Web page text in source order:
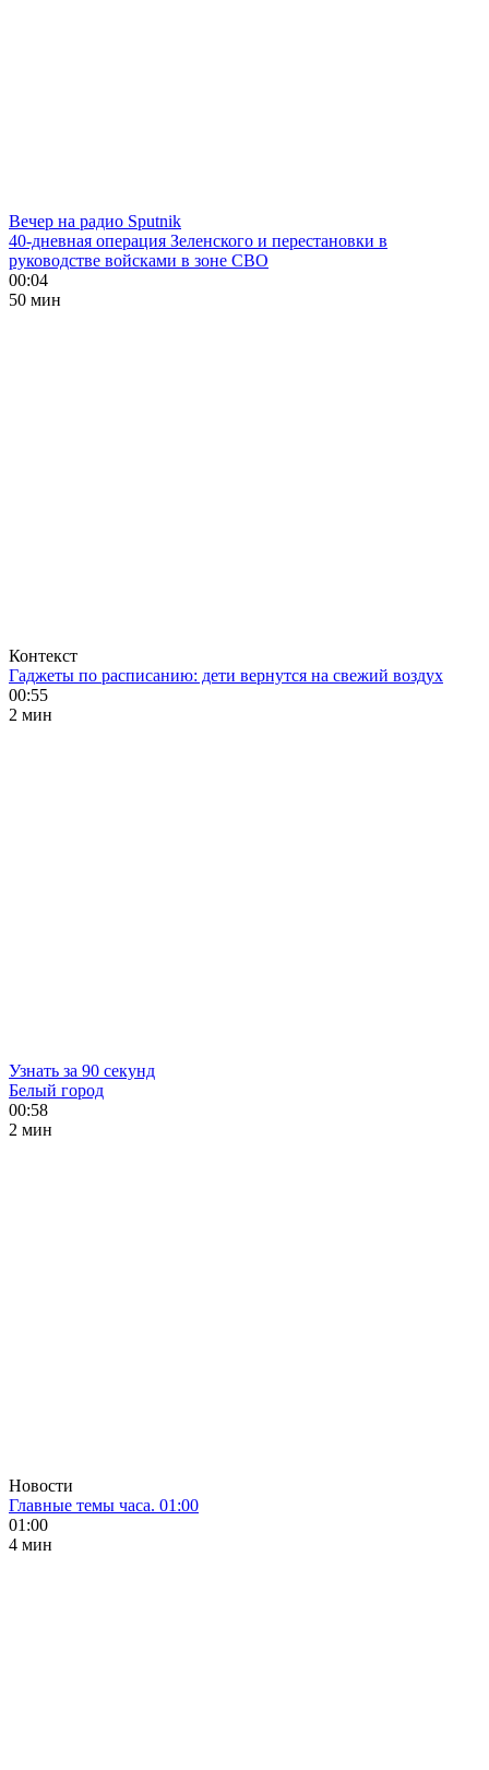
Вечер на радио Sputnik
40-дневная операция Зеленского и перестановки в
руководстве войсками в зоне СВО
00:04
50 мин
Контекст
Гаджеты по расписанию: дети вернутся на свежий воздух
00:55
2 мин
Узнать за 90 секунд
Белый город
00:58
2 мин
Новости
Главные темы часа. 01:00
01:00
4 мин